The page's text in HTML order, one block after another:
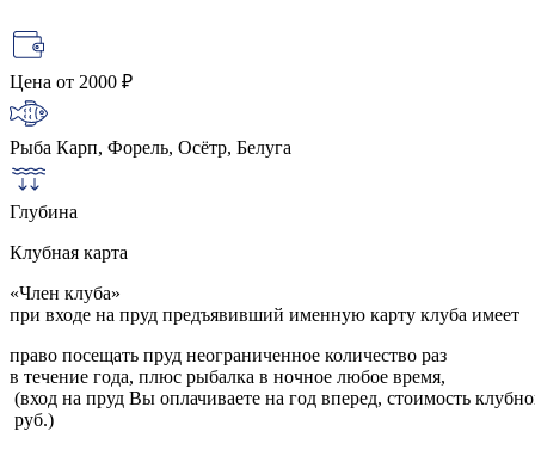
Цена от 2000 ₽
Рыба Карп, Форель, Осётр, Белуга
Глубина
Клубная карта
«Член клуба»
при входе на пруд предъявивший именную карту клуба имеет
право посещать пруд неограниченное количество раз
в течение года, плюс рыбалка в ночное любое время,
(вход на пруд Вы оплачиваете на год вперед, стоимость
руб.)